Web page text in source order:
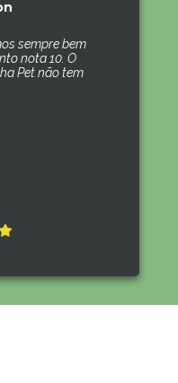
sempre bem
nota 10. O
Pet não tem